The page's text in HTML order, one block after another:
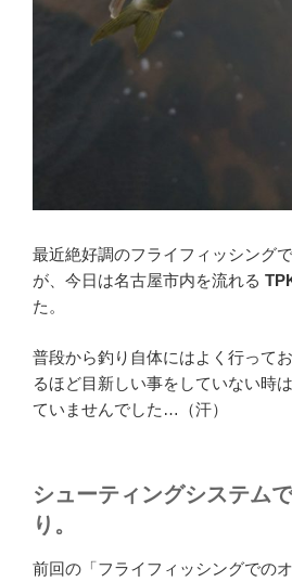
最近絶好調のフライフィッシング
が、今日は名古屋市内を流れる
た。
普段から釣り自体にはよく行って
るほど目新しい事をしていない時
ていませんでした…（汗）
シューティングシステム
り。
前回の「フライフィッシングでの